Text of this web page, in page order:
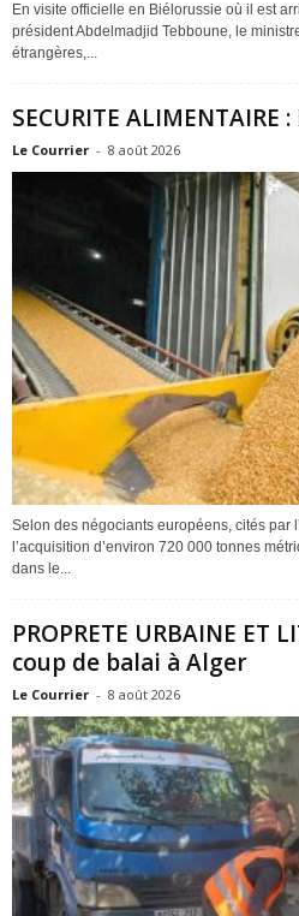
En visite officielle en Biélorussie où il est
président Abdelmadjid Tebboune, le
étrangères,...
SECURITE
Le Courrier - 8 août 2026
Selon des négociants européens, cités par
l’acquisition d’environ 720 000 tonnes
dans le...
PROPRETE URBAINE ET
coup de balai à Alger
Le Courrier - 8 août 2026